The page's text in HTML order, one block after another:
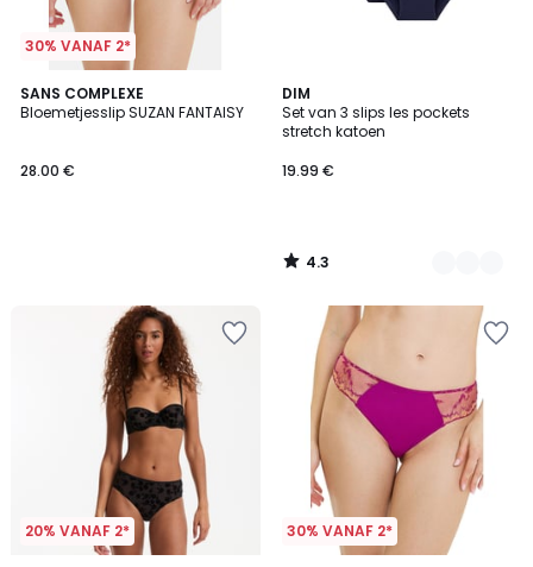
30% VANAF 2*
SANS COMPLEXE
Bloemetjesslip SUZAN FANTAISY
28.00 €
DIM
Set van 3 slips les pockets
stretch katoen
19.99 €
4.3
/ 5
5
Kleuren
4.3
/
20% VANAF 2* 30% VANAF 2*